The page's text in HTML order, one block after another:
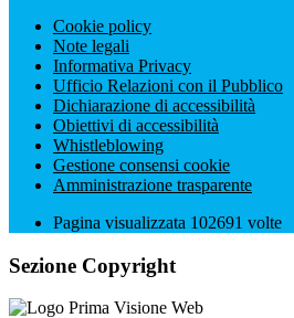
Cookie policy
Note legali
Informativa Privacy
Ufficio Relazioni con il Pubblico
Dichiarazione di accessibilità
Obiettivi di accessibilità
Whistleblowing
Gestione consensi cookie
Amministrazione trasparente
Pagina visualizzata 102691 volte
Sezione Copyright